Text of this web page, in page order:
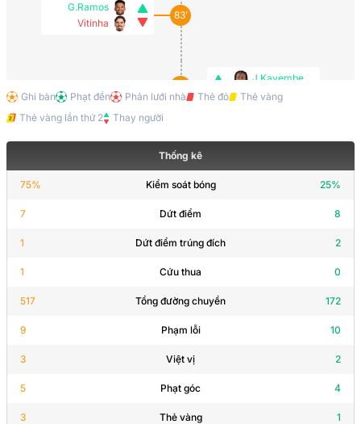
G.Ramos
Vitinha
83’
J.Kayembe
A.Masuaku
74’
71’
Thống kê
75% Kiểm soát bóng 25%
7 Dứt điểm 8
1 Dứt điểm trúng đích 2
1 Cứu thua 0
517 Tổng đường chuyền 172
9 Phạm lỗi 10
3 Việt vị 2
5 Phạt góc 4
3 Thẻ vàng 1
Ghi bàn Phạt đền Phản lưới nhà Thẻ đỏ
Thẻ vàng
Thẻ vàng lần thứ 2
Thay người